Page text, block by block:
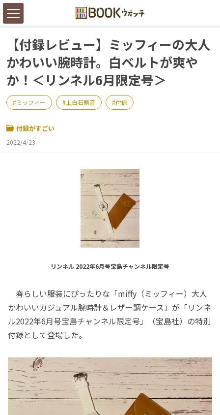
【付録レビュー】ミッフィーの大人
かわいい腕時計。白ベルトが爽や
か！＜リンネル6月限定号＞
ミッフィー 上白石萌音 付録
付録がすごい
2022/4/23
リンネル 2022年6月号宝島チャンネル限定号
春らしい服装にぴったりな「miffy（ミッフィー）大人
かわいいカジュアル腕時計＆レザー調ケース」が「リンネ
ル2022年6月号宝島チャンネル限定号」（宝島社）の特別
付録として登場した。